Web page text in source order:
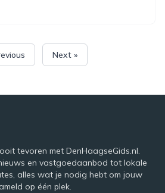
Next »
tevoren met DenHaagseGids.nl.
en vastgoedaanbod tot lokale
alles wat je nodig hebt om jouw
op één plek.